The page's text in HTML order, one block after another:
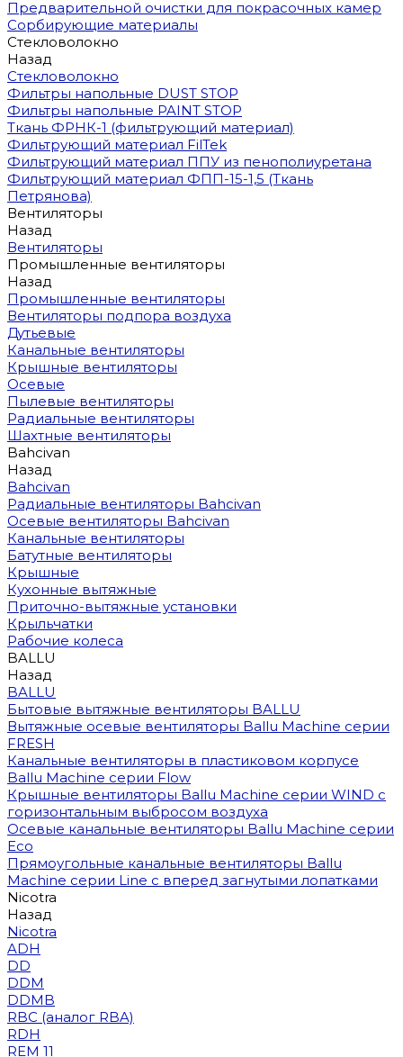
Предварительной очистки для покрасочных камер
Сорбирующие материалы
Стекловолокно
Назад
Стекловолокно
Фильтры напольные DUST STOP
Фильтры напольные PAINT STOP
Ткань ФРНК-1 (фильтрующий материал)
Фильтрующий материал FilTek
Фильтрующий материал ППУ из пенополиуретана
Фильтрующий материал ФПП-15-1,5 (Ткань
Петрянова)
Вентиляторы
Назад
Вентиляторы
Промышленные вентиляторы
Назад
Промышленные вентиляторы
Вентиляторы подпора воздуха
Дутьевые
Канальные вентиляторы
Крышные вентиляторы
Осевые
Пылевые вентиляторы
Радиальные вентиляторы
Шахтные вентиляторы
Bahcivan
Назад
Bahcivan
Радиальные вентиляторы Bahcivan
Осевые вентиляторы Bahcivan
Канальные вентиляторы
Батутные вентиляторы
Крышные
Кухонные вытяжные
Приточно-вытяжные установки
Крыльчатки
Рабочие колеса
BALLU
Назад
BALLU
Бытовые вытяжные вентиляторы BALLU
Вытяжные осевые вентиляторы Ballu Machine серии
FRESH
Канальные вентиляторы в пластиковом корпусе
Ballu Machine серии Flow
Крышные вентиляторы Ballu Machine серии WIND с
горизонтальным выбросом воздуха
Осевые канальные вентиляторы Ballu Machine серии
Eco
Прямоугольные канальные вентиляторы Ballu
Machine серии Line с вперед загнутыми лопатками
Nicotra
Назад
Nicotra
ADH
DD
DDM
DDMB
RBC (аналог RBA)
RDH
REM 11